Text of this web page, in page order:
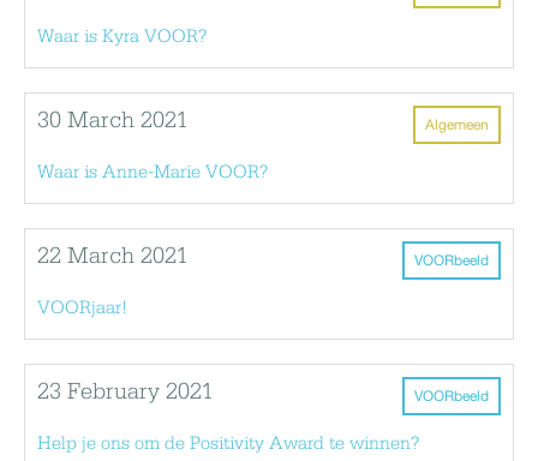
Waar is Kyra VOOR?
Algemeen
30 March 2021
Waar is Anne-Marie VOOR?
VOORbeeld
22 March 2021
VOORjaar!
VOORbeeld
23 February 2021
Help je ons om de Positivity Award te winnen?